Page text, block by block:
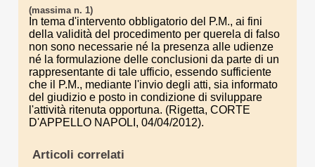
(massima n. 1)
In tema d'intervento obbligatorio del P.M., ai fini
della validità del procedimento per querela di falso
non sono necessarie né la presenza alle udienze
né la formulazione delle conclusioni da parte di un
rappresentante di tale ufficio, essendo sufficiente
che il P.M., mediante l'invio degli atti, sia informato
del giudizio e posto in condizione di sviluppare
l'attività ritenuta opportuna. (Rigetta, CORTE
D'APPELLO NAPOLI, 04/04/2012).
Articoli correlati